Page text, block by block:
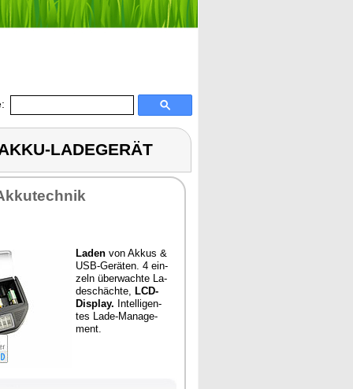
LADEGERÄT
La­den von Ak­kus &
USB-Ge­rä­ten. 4 ein­
zeln über­wach­te La­
de­schäch­te, LCD-
Dis­play. In­tel­li­gen­
tes La­de-Ma­nage­
ment.